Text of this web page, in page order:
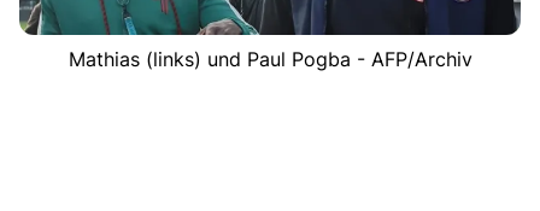
Mathias (links) und Paul Pogba - AFP/Archiv